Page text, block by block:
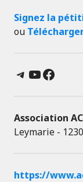
Signez la
ou
Telegram
YouTube
Association
Leymarie -
https://